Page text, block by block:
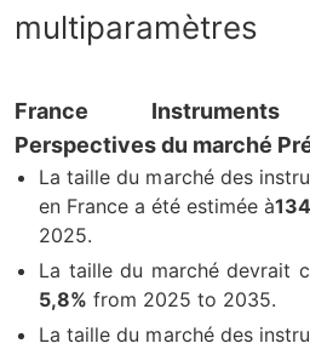
multiparamètres
France Instruments
Perspectives du marché
La taille du marché des
en France a été estimée à
2025.
La taille du marché devrait
5,8% from 2025 to 2035.
La taille du marché des